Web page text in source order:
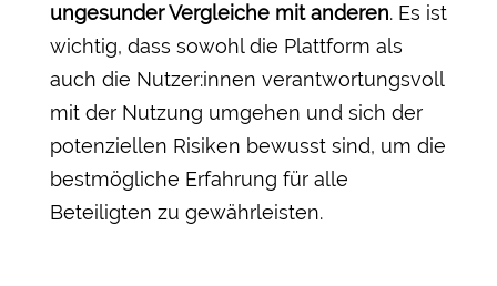
ungesunder Vergleiche mit anderen. Es ist
wichtig, dass sowohl die Plattform als
auch die Nutzer:innen verantwortungsvoll
mit der Nutzung umgehen und sich der
potenziellen Risiken bewusst sind, um die
bestmögliche Erfahrung für alle
Beteiligten zu gewährleisten.